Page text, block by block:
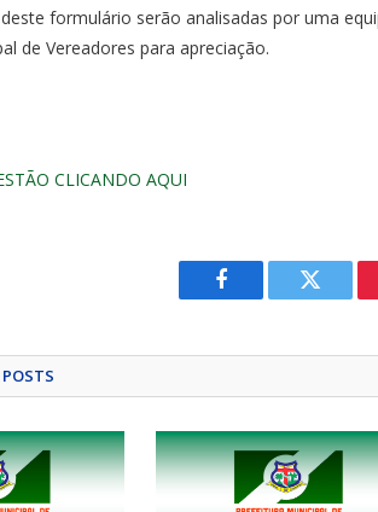
formulário serão analisadas por uma
de Vereadores para apreciação.
CLICANDO AQUI
Facebook Twitter
POSTS